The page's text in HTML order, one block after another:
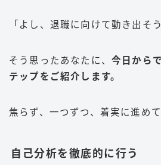
「よし、退職に向けて動き出そう
そう思ったあなたに、 今日から
テップをご紹介します。
焦らず、一つずつ、着実に進め
自己分析を徹底的に行う